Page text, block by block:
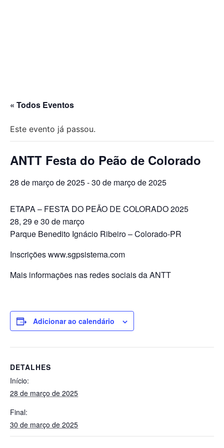
« Todos Eventos
Este evento já passou.
ANTT Festa do Peão de Colorado
28 de março de 2025-30 de março de 2025
ETAPA – FESTA DO PEÃO DE COLORADO 2025
28, 29 e 30 de março
Parque Benedito Ignácio Ribeiro – Colorado-PR
Inscrições www.sgpsistema.com
Mais informações nas redes sociais da ANTT
Adicionar ao calendário
DETALHES
Início:
28 de março de 2025
Final:
30 de março de 2025